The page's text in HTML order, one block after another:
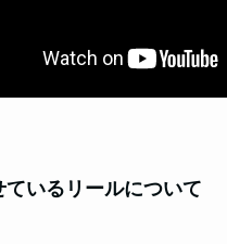
ているリールについて